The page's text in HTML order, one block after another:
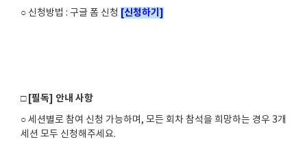
○ 신청방법 : 구글 폼 신청 [신청하기 ]
□ [필독] 안내 사항
○ 세션별로 참여 신청 가능하며, 모든 회차 참석을 희망하는 경우 3개
세션 모두 신청해주세요.